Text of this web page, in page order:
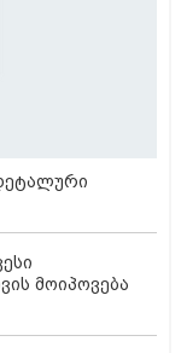
მოიპოვება